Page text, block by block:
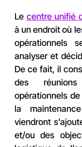
Le centre unifié
à un endroit où
opérationnels
analyser et
De ce fait, il
des
opérationnels
la
viendront
et/ou des